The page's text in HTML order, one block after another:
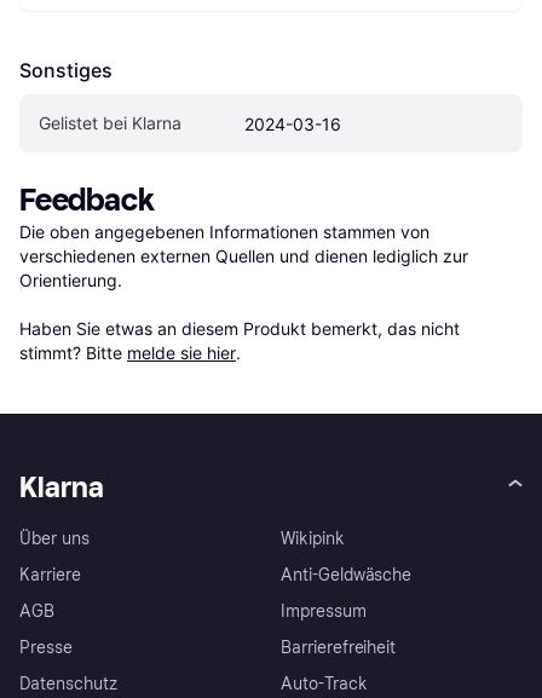
Sonstiges
Gelistet bei Klarna 2024-03-16
Feedback
Die oben angegebenen Informationen stammen von
verschiedenen externen Quellen und dienen lediglich zur
Orientierung.
Haben Sie etwas an diesem Produkt bemerkt, das nicht
stimmt? Bitte melde sie hier.
Klarna
Über uns
Karriere
AGB
Presse
Datenschutz
Wikipink
Anti-Geldwäsche
Impressum
Barrierefreiheit
Auto-Track